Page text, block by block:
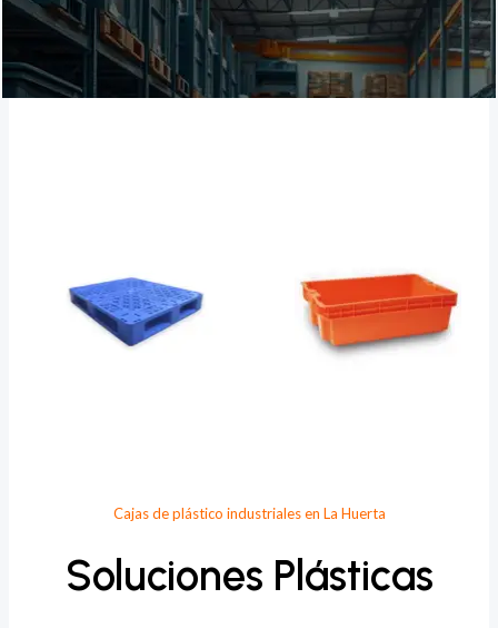
Cajas de plástico industriales en La Huerta
Soluciones Plásticas